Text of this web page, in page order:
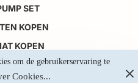
om de gebruikerservaring te
Cookies...
SET
KOPEN
KOPEN